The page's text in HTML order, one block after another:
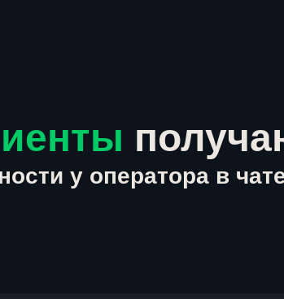
у оператора в